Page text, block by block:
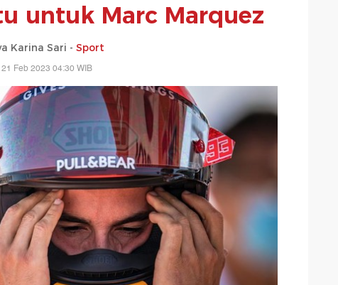
untuk Marc Marquez
Karina Sari - Sport
Feb 2023 04:30 WIB